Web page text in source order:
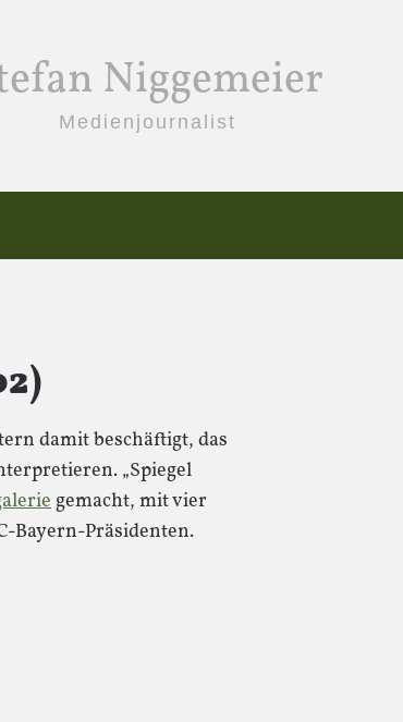
Niggemeier
Medienjournalist
damit beschäftigt, das
„Spiegel
gemacht, mit vier
Bayern-Präsidenten.